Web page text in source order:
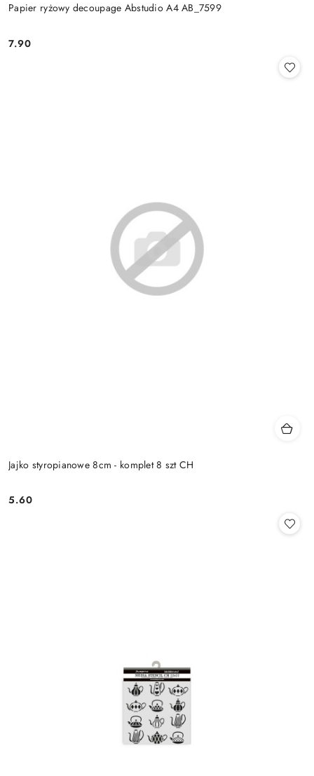
Papier ryżowy decoupage Abstudio A4 AB_7599
Cena:
7.90
Jajko styropianowe 8cm - komplet 8 szt CH
Cena:
5.60